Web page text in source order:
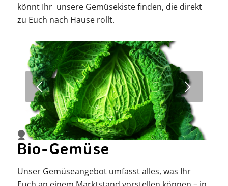
könnt Ihr unsere Gemüsekiste finden, die direkt
zu Euch nach Hause rollt.
Weiter
2
3
4
Bio-Gemüse
Unser Gemüseangebot umfasst alles, was Ihr